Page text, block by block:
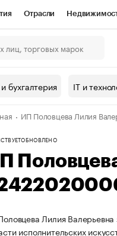
Отрасли
Проверка
валюты
бухгалтерия IT и
ИП Половцева Лилия
ОБНОВЛЕНО
Лилия Валерьевна
исполнительских